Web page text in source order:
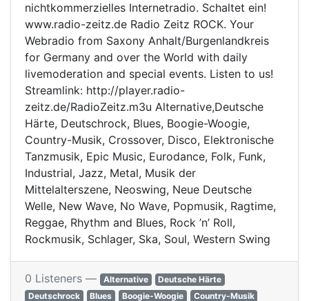
nichtkommerzielles Internetradio. Schaltet ein!
www.radio-zeitz.de Radio Zeitz ROCK. Your
Webradio from Saxony Anhalt/Burgenlandkreis
for Germany and over the World with daily
livemoderation and special events. Listen to us!
Streamlink: http://player.radio-
zeitz.de/RadioZeitz.m3u Alternative,Deutsche
Härte, Deutschrock, Blues, Boogie-Woogie,
Country-Musik, Crossover, Disco, Elektronische
Tanzmusik, Epic Music, Eurodance, Folk, Funk,
Industrial, Jazz, Metal, Musik der
Mittelalterszene, Neoswing, Neue Deutsche
Welle, New Wave, No Wave, Popmusik, Ragtime,
Reggae, Rhythm and Blues, Rock ’n’ Roll,
Rockmusik, Schlager, Ska, Soul, Western Swing
0 Listeners — Alternative
Deutsche Härte
Deutschrock
Blues Boogie-Woogie Country-Musik